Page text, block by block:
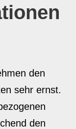
den
sehr ernst.
den